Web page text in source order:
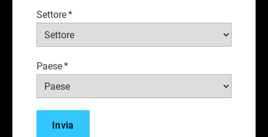
Settore*
Paese*